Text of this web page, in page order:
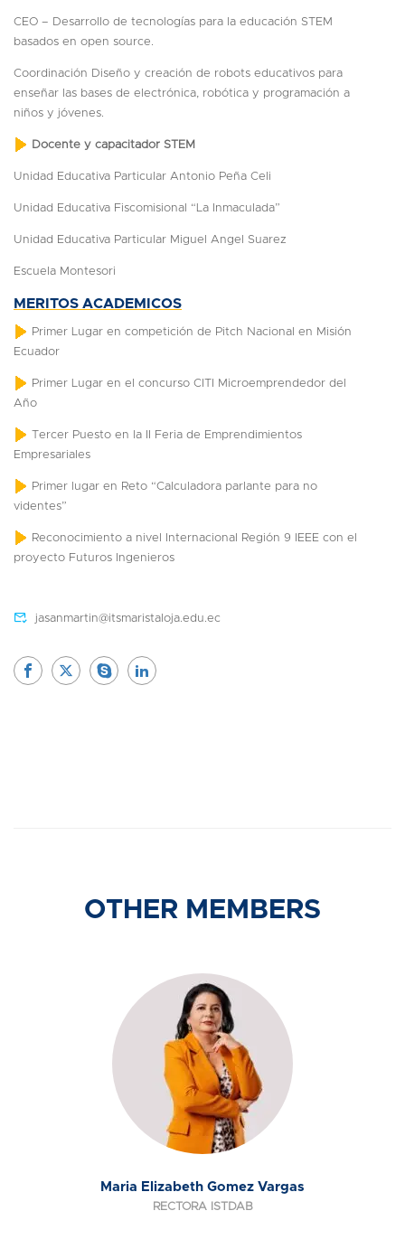
CEO – Desarrollo de tecnologías para la educación STEM
basados en open source.
Coordinación Diseño y creación de robots educativos para
enseñar las bases de electrónica, robótica y programación a
niños y jóvenes.
Docente y capacitador STEM
Unidad Educativa Particular Antonio Peña Celi
Unidad Educativa Fiscomisional “La Inmaculada”
Unidad Educativa Particular Miguel Angel Suarez
Escuela Montesori
MERITOS ACADEMICOS
Primer Lugar en competición de Pitch Nacional en Misión
Ecuador
Primer Lugar en el concurso CITI Microemprendedor del
Año
Tercer Puesto en la II Feria de Emprendimientos
Empresariales
Primer lugar en Reto “Calculadora parlante para no
videntes”
Reconocimiento a nivel Internacional Región 9 IEEE con el
proyecto Futuros Ingenieros
jasanmartin@itsmaristaloja.edu.ec
OTHER MEMBERS
Maria Elizabeth Gomez Vargas
RECTORA ISTDAB